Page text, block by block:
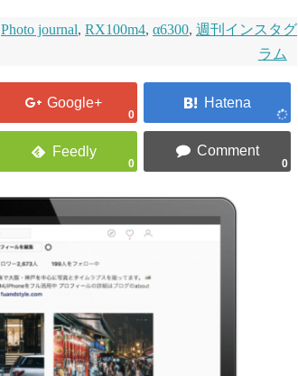
Photo journal, RX100m4, α6300, 週刊インスタグ
ラム
0
0 0